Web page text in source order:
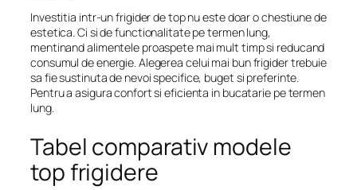
Investitia intr-un frigider de top nu este doar o chestiune de
estetica. Ci si de functionalitate pe termen lung,
mentinand alimentele proaspete mai mult timp si reducand
consumul de energie. Alegerea celui mai bun frigider trebuie
sa fie sustinuta de nevoi specifice, buget si preferinte.
Pentru a asigura confort si eficienta in bucatarie pe termen
lung.
Tabel comparativ modele
top frigidere